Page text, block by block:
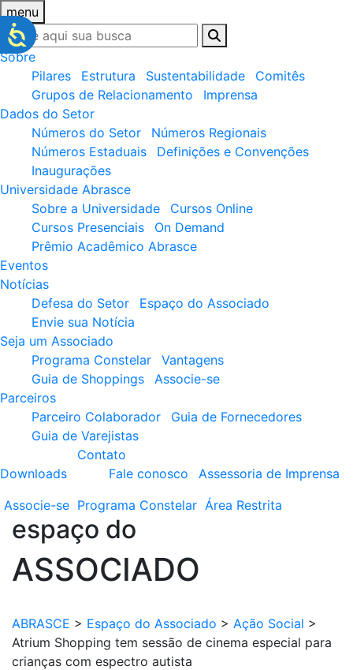
menu
Sobre
Pilares
Estrutura Sustentabilidade
Comitês
Grupos de Relacionamento
Imprensa
Dados do Setor
Números do Setor
Números Regionais
Números Estaduais
Definições e Convenções
Inaugurações
Universidade Abrasce
Sobre a Universidade
Cursos Online
Cursos Presenciais
On Demand
Prêmio Acadêmico Abrasce
Eventos
Notícias
Defesa do Setor
Espaço do Associado
Envie sua Notícia
Seja um Associado
Programa Constelar
Vantagens
Guia de Shoppings
Associe-se
Parceiros
Parceiro Colaborador
Guia de Fornecedores
Guia de Varejistas
Downloads
Contato
Fale conosco
Assessoria de Imprensa
Associe-se Programa Constelar Área Restrita
espaço do
ASSOCIADO
ABRASCE > Espaço do Associado > Ação Social >
Atrium Shopping tem sessão de cinema especial para
crianças com espectro autista